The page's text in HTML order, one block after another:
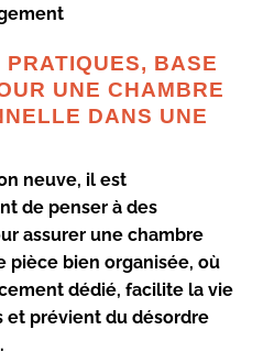
BASE
UNE CHAMBRE
DANS UNE
neuve, il est
de penser à des
assurer une chambre
bien organisée, où
dédié, facilite la vie
et prévient du désordre